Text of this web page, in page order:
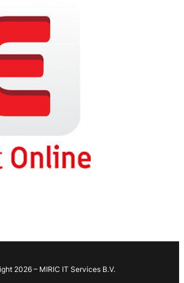
2026 – MIRIC IT Services B.V.